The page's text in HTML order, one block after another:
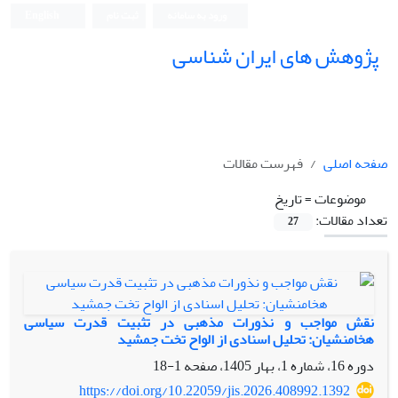
پژوهش های ایران شناسی
صفحه اصلی
فهرست مقالات
موضوعات =تاریخ
تعداد مقالات:
27
نقش مواجب و نذورات مذهبی در تثبیت قدرت سیاسی
هخامنشیان: تحلیل اسنادی از الواح تخت جمشید
دوره 16، شماره 1، بهار 1405، صفحه
1-18
https://doi.org/10.22059/jis.2026.408992.1392